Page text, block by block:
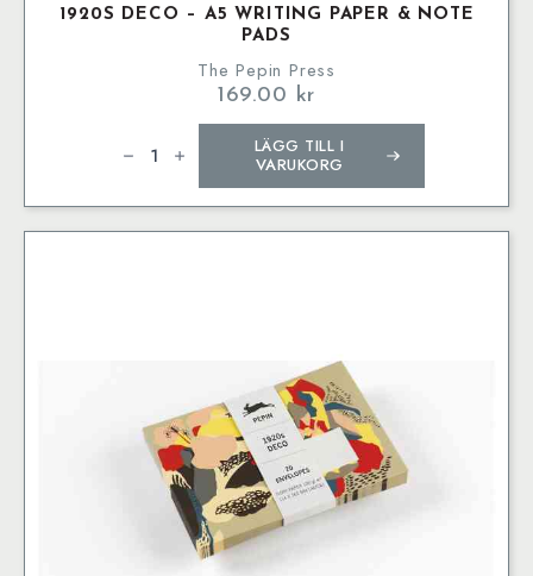
1920S DECO – A5 WRITING PAPER & NOTE
PADS
The Pepin Press
169.00 kr
Deco
Paper
&
LÄGG TILL I
VARUKORG